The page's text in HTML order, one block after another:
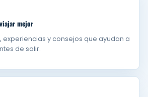
mejor
experiencias y consejos que ayudan a
de salir.